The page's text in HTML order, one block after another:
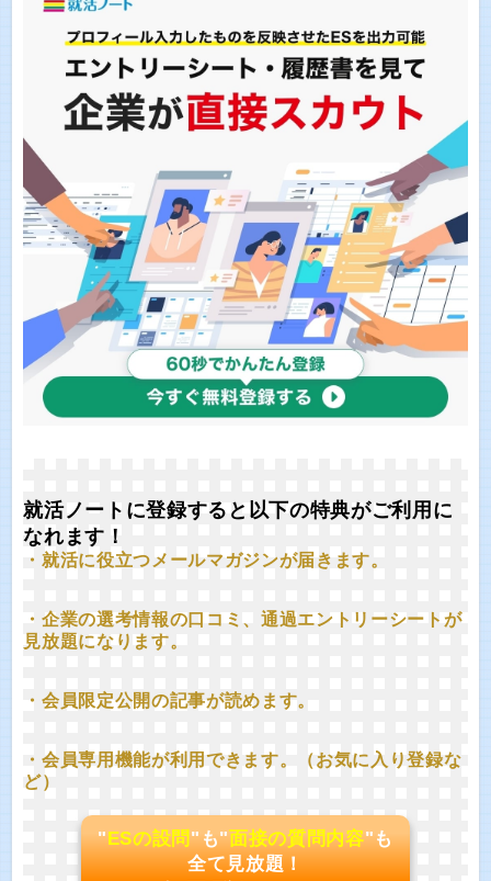
就活ノートに登録すると以下の特典がご利用に
なれます！
・就活に役立つメールマガジンが届きます。
・企業の選考情報の口コミ、通過エントリーシートが
見放題になります。
・会員限定公開の記事が読めます。
・会員専用機能が利用できます。（お気に入り登録な
ど）
"ESの設問"も"面接の質問内容"も
全て見放題！